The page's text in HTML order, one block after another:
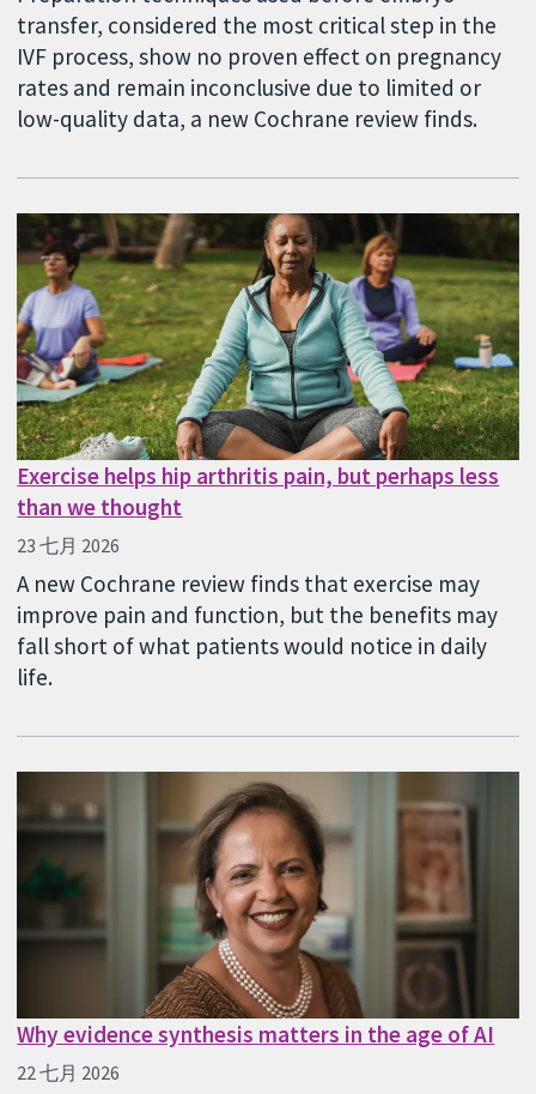
transfer, considered the most critical step in the
IVF process, show no proven effect on pregnancy
rates and remain inconclusive due to limited or
low-quality data, a new Cochrane review finds.
Exercise helps hip arthritis pain, but perhaps less
than we thought
23 七月 2026
A new Cochrane review finds that exercise may
improve pain and function, but the benefits may
fall short of what patients would notice in daily
life.
Why evidence synthesis matters in the age of AI
22 七月 2026